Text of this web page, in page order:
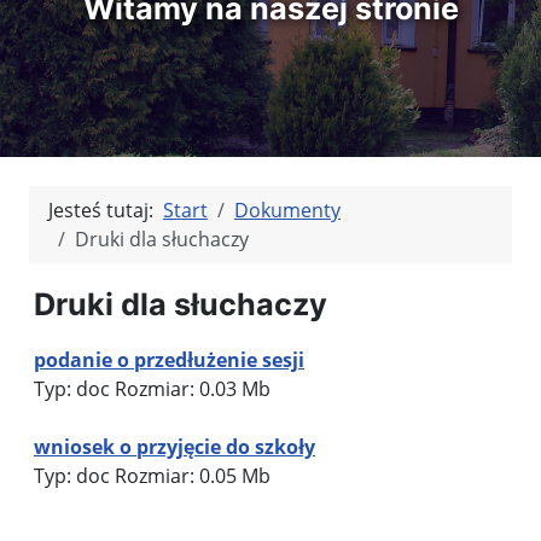
Witamy na naszej stronie
Jesteś tutaj: Start
Dokumenty
Druki dla słuchaczy
Druki dla słuchaczy
podanie o przedłużenie sesji
Typ: doc Rozmiar: 0.03 Mb
wniosek o przyjęcie do szkoły
Typ: doc Rozmiar: 0.05 Mb